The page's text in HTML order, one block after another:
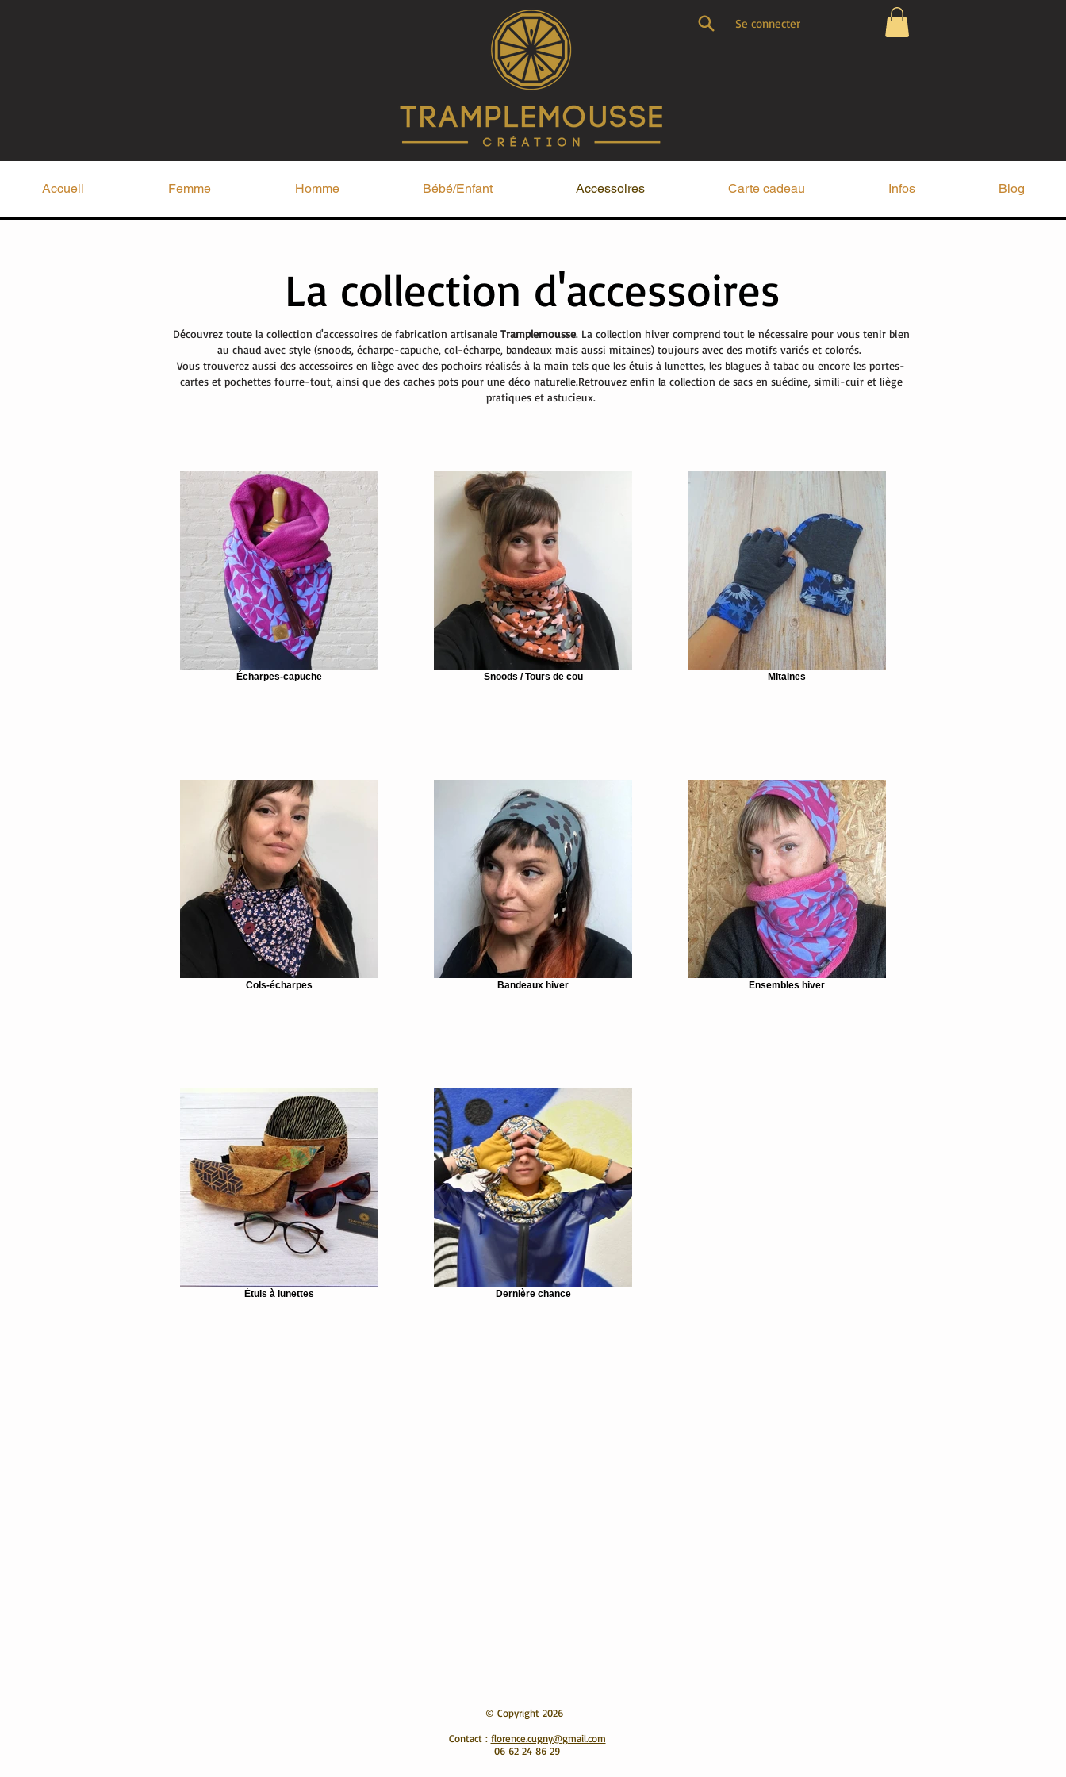
La collection d'accessoires
Découvrez toute la collection d'accessoires de fabrication artisanale Tramplemousse. La collection hiver comprend tout le nécessaire pour vous tenir bien
au chaud avec style (snoods, écharpe-capuche, col-écharpe, bandeaux mais aussi mitaines) toujours avec des motifs variés et colorés.
Vous trouverez aussi des accessoires en liège avec des pochoirs réalisés à la main tels que les étuis à lunettes, les blagues à tabac ou encore les portes-
cartes et pochettes fourre-tout, ainsi que des caches pots pour une déco naturelle.Retrouvez enfin la collection de sacs en suédine, simili-cuir et liège
pratiques et astucieux.
Écharpes-capuche Snoods / Tours de cou Mitaines
Cols-écharpes Bandeaux hiver Ensembles hiver
Étuis à lunettes Dernière chance
Accueil Femme Homme Bébé/Enfant Accessoires Carte cadeau Infos Blog
Se connecter
© Copyright 2026
Contact : florence.cugny@gmail.com
06 62 24 86 29